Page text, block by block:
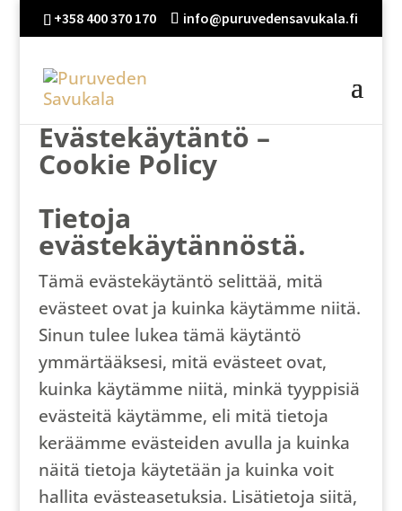
+358 400 370 170 info@puruvedensavukala.fi
Evästekäytäntö –
Cookie Policy
Tietoja
evästekäytännöstä.
Tämä evästekäytäntö selittää, mitä
evästeet ovat ja kuinka käytämme niitä.
Sinun tulee lukea tämä käytäntö
ymmärtääksesi, mitä evästeet ovat,
kuinka käytämme niitä, minkä tyyppisiä
evästeitä käytämme, eli mitä tietoja
keräämme evästeiden avulla ja kuinka
näitä tietoja käytetään ja kuinka voit
hallita evästeasetuksia. Lisätietoja siitä,